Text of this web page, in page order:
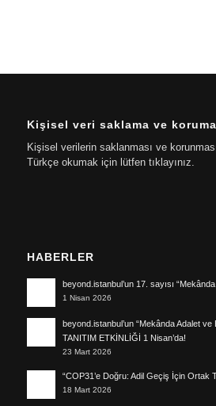
Kişisel veri saklama ve
Kişisel verilerin saklanması ve
Türkçe okumak için lütfen tıklayınız.
HABERLER
beyond.istanbul’un 17. sayısı
1 Nisan 2026
beyond.istanbul’un “Mekânda Adalet ve
TANITIM ETKİNLİĞİ 1 Nisan’da!
23 Mart 2026
“COP31’e Doğru: Adil Geçiş İçin Ortak
18 Mart 2026